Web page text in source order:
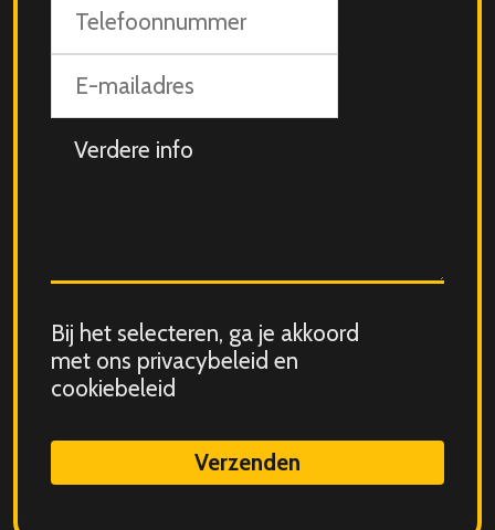
mailadres
Aanvullende
info
Consent
for
storing
data
Bij het selecteren, ga je akkoord
met ons privacybeleid en
cookiebeleid